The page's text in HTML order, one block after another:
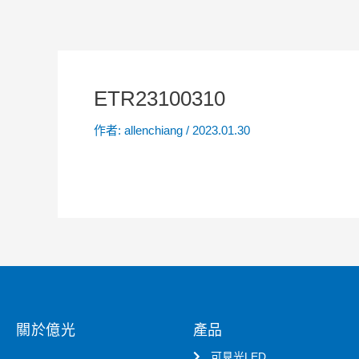
ETR23100310
作者: allenchiang / 2023.01.30
關於億光 產品